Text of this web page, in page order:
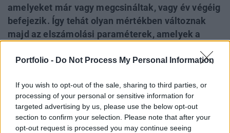
Portfolio - Do Not Process My Personal Information
If you wish to opt-out of the sale, sharing to third parties, or
processing of your personal or sensitive information for
targeted advertising by us, please use the below opt-out
section to confirm your selection. Please note that after your
opt-out request is processed you may continue seeing
amelyeket már vagy megcsináltak, vagy év végéig
befejezik. Így tehát olyan mértékben változnak
majd az elszámolási paraméterek, amelyek a
Egyúttal azt is hangsúlyozzák, hogy uniós rendelet
az újonnan telepített napelemek esetén, ami
régóta közismert tény, de arról nem szól a
közlemény, hogy 2024-től miért tervezi évesről
havi szaldóra megváltoztatni az elszámolást a